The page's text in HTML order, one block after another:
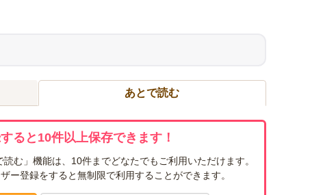
あとで読む
ると10件以上保存できます！
む」機能は、10件までどなたでもご利用いただけます。
ー登録をすると無制限で利用することができます。